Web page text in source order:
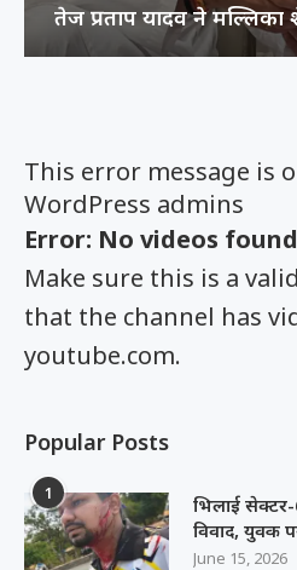
This error message is
WordPress admins
Error: No videos
Make sure this is a
that the channel has
youtube.com.
Popular Posts
1
भिलाई
विवाद, युवक
June 15, 2026
तेज प्रताप यादव ने